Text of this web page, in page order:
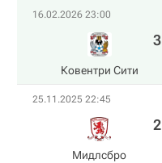
16.02.2026 23:00
Ковентри Сити
3
25.11.2025 22:45
Мидлсбро
2